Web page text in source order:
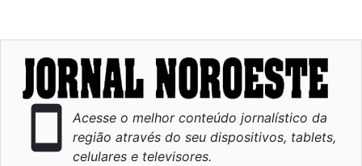
smartphone
Acesse o melhor conteúdo jornalístico da
região através do seu dispositivos, tablets,
celulares e televisores.